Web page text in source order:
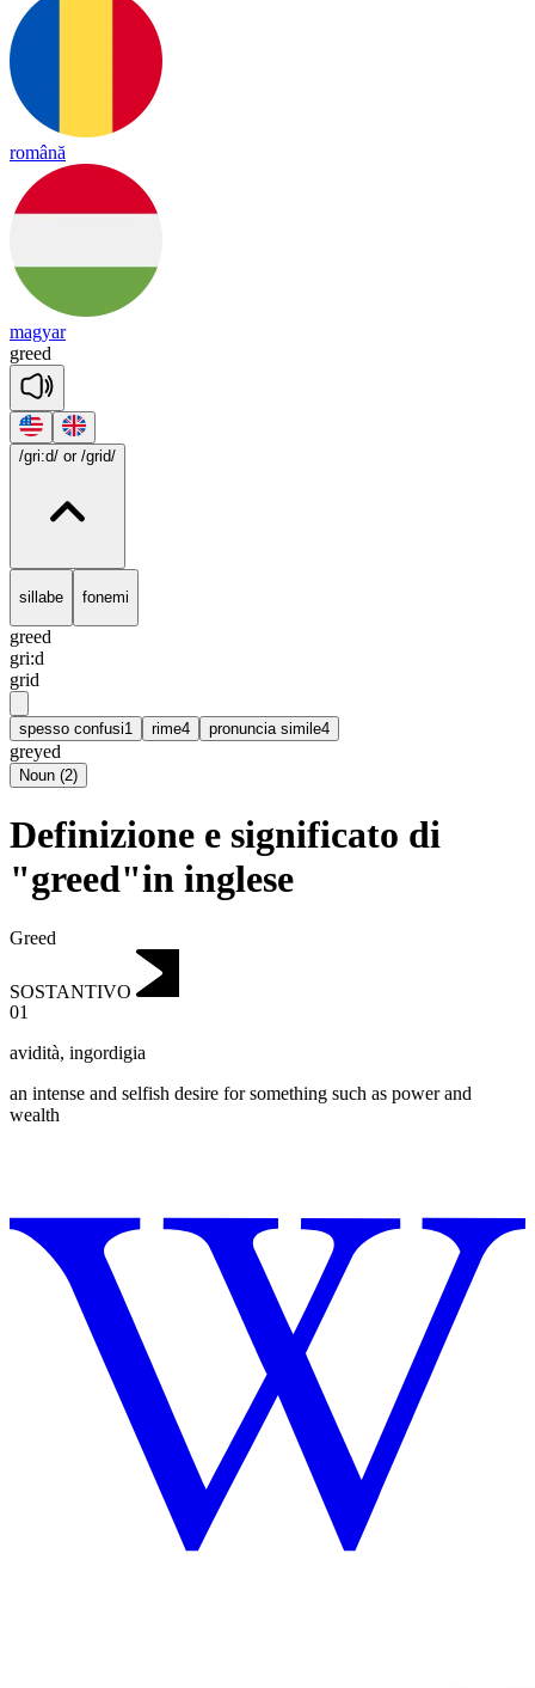
română
magyar
greed
/gri:d/ or /grid/
sillabe fonemi
greed
gri:d
grid
spesso confusi1 rime4 pronuncia simile4
greyed
Noun (2)
Definizione e significato di
"greed"in inglese
Greed
SOSTANTIVO
01
avidità, ingordigia
an intense and selfish desire for something such as power and
wealth